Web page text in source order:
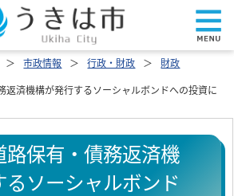
市政情報 行政・財政
財政
返済機構が発行するソーシャルボンドへの投資に
路保有・債務返済機
るソーシャルボンド